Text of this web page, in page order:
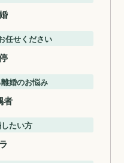
任せください
婚のお悩み
者
たい方